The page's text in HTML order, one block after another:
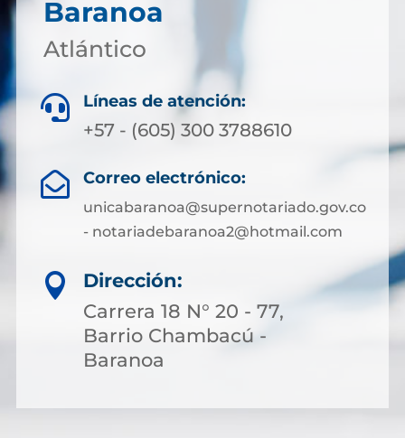
Baranoa
Atlántico
 Líneas de atención:
+57 - (605) 300 3788610
 Correo electrónico:
unicabaranoa@supernotariado.gov.co
- notariadebaranoa2@hotmail.com

Dirección:
Carrera 18 N° 20 - 77,
Barrio Chambacú -
Baranoa